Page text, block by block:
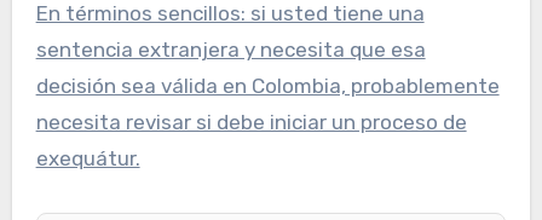
En términos sencillos: si usted tiene una
sentencia extranjera y necesita que esa
decisión sea válida en Colombia, probablemente
necesita revisar si debe iniciar un proceso de
exequátur.